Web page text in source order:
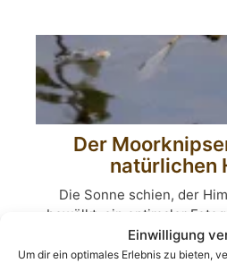
Einwilligung
Um dir ein optimales Erlebnis zu bieten,
Der
natürlichen
Die Sonne schien, der
bewölkt, ein optimaler
greifen, ins Auto